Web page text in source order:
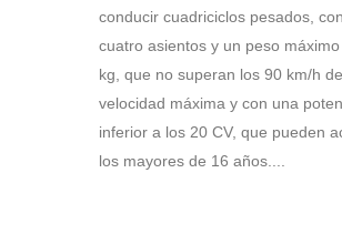
conducir cuadriciclos pesados,
cuatro asientos y un peso
kg, que no superan los 90 km/h de
velocidad máxima y con una
inferior a los 20 CV, que pueden
los mayores de 16 años....